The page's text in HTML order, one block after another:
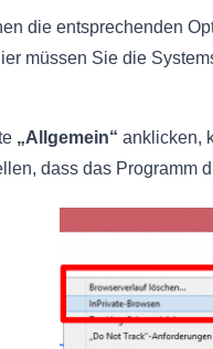
die entsprechenden
müssen Sie die
„Allgemein“ anklicken,
dass das Programm